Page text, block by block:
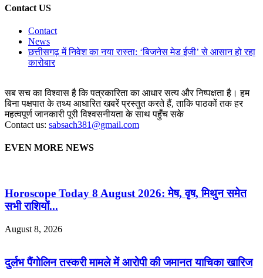
Contact US
Contact
News
छत्तीसगढ़ में निवेश का नया रास्ता: ‘बिजनेस मेड ईजी’ से आसान हो रहा
कारोबार
सब सच का विश्वास है कि पत्रकारिता का आधार सत्य और निष्पक्षता है। हम
बिना पक्षपात के तथ्य आधारित खबरें प्रस्तुत करते हैं, ताकि पाठकों तक हर
महत्वपूर्ण जानकारी पूरी विश्वसनीयता के साथ पहुँच सके
Contact us: sabsach381@gmail.com
EVEN MORE NEWS
Horoscope Today 8 August 2026: मेष, वृष, मिथुन समेत
सभी राशियों...
August 8, 2026
दुर्लभ पैंगोलिन तस्करी मामले में आरोपी की जमानत याचिका खारिज